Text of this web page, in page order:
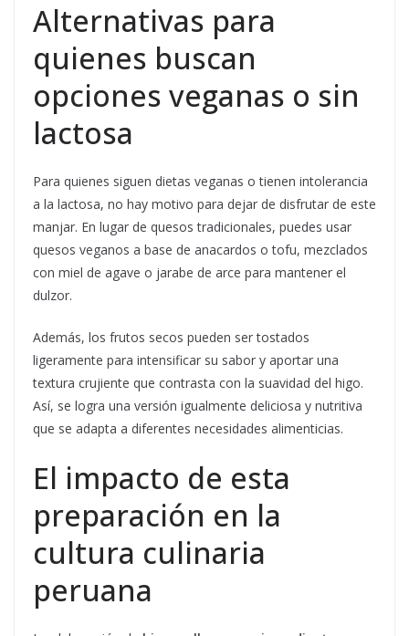
Alternativas para
quienes buscan
opciones veganas o sin
lactosa
Para quienes siguen dietas veganas o tienen intolerancia
a la lactosa, no hay motivo para dejar de disfrutar de este
manjar. En lugar de quesos tradicionales, puedes usar
quesos veganos a base de anacardos o tofu, mezclados
con miel de agave o jarabe de arce para mantener el
dulzor.
Además, los frutos secos pueden ser tostados
ligeramente para intensificar su sabor y aportar una
textura crujiente que contrasta con la suavidad del higo.
Así, se logra una versión igualmente deliciosa y nutritiva
que se adapta a diferentes necesidades alimenticias.
El impacto de esta
preparación en la
cultura culinaria
peruana